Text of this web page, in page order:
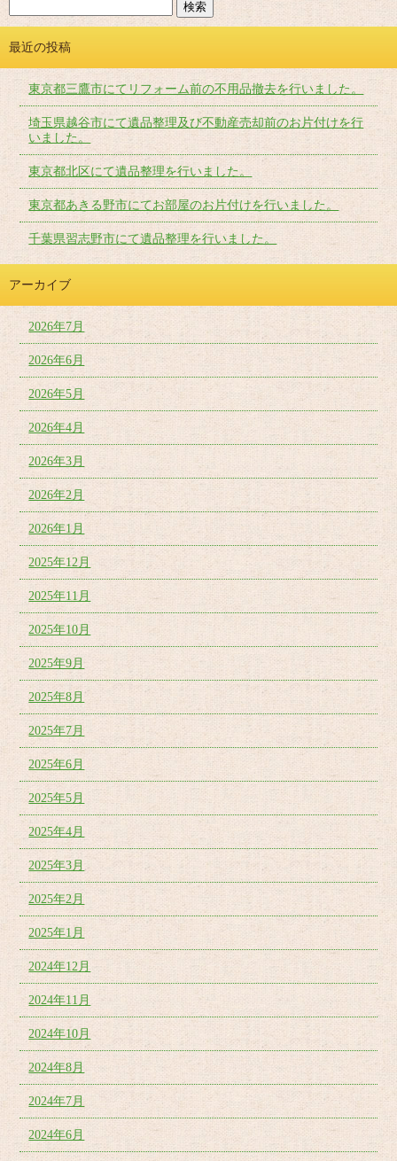
最近の投稿
東京都三鷹市にてリフォーム前の不用品撤去を行いました。
埼玉県越谷市にて遺品整理及び不動産売却前のお片付けを行
いました。
東京都北区にて遺品整理を行いました。
東京都あきる野市にてお部屋のお片付けを行いました。
千葉県習志野市にて遺品整理を行いました。
アーカイブ
2026年7月
2026年6月
2026年5月
2026年4月
2026年3月
2026年2月
2026年1月
2025年12月
2025年11月
2025年10月
2025年9月
2025年8月
2025年7月
2025年6月
2025年5月
2025年4月
2025年3月
2025年2月
2025年1月
2024年12月
2024年11月
2024年10月
2024年8月
2024年7月
2024年6月